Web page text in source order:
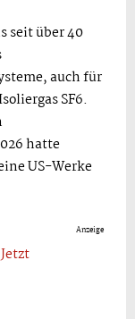
seit über 40
auch für
SF6.
hatte
US-Werke
Anzeige